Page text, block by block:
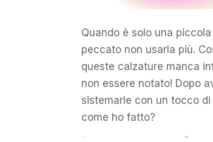
Quando è solo una
peccato non usarla più.
queste calzature manca
non essere notato! Dopo
sistemarle con un tocco
come ho fatto?